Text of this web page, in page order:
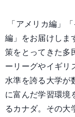
「アメリカ編」
編」をお届けしま
策をとってきた多
ーリーグやイギリ
水準を誇る大学が
に富んだ学習環境
るカナダ。その大